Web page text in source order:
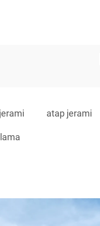
atap jerami